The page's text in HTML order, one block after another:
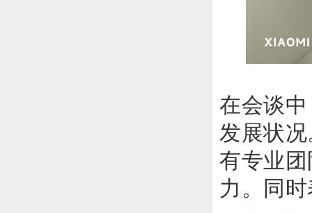
在会谈
发展状
有专业
力。
同